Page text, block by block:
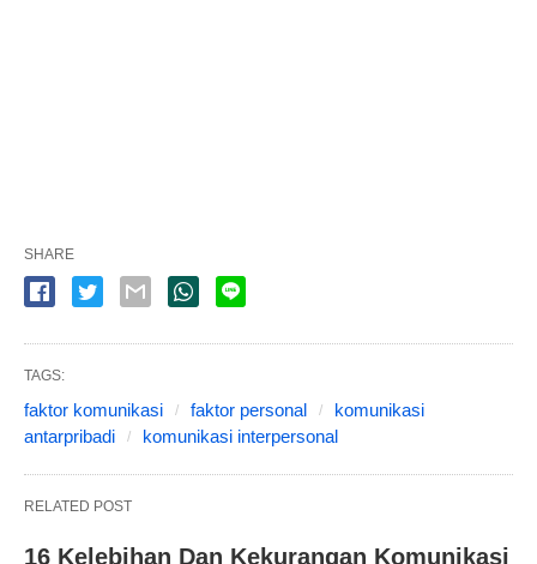
SHARE
TAGS:
faktor komunikasi faktor personal
komunikasi
antarpribadi
komunikasi interpersonal
RELATED POST
16 Kelebihan Dan Kekurangan Komunikasi